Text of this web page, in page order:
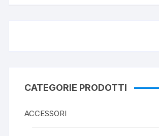
CATEGORIE PRODOTTI
ACCESSORI